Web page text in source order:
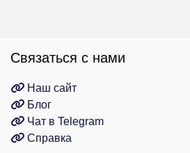
Связаться с нами
Наш сайт
Блог
Чат в Telegram
Справка